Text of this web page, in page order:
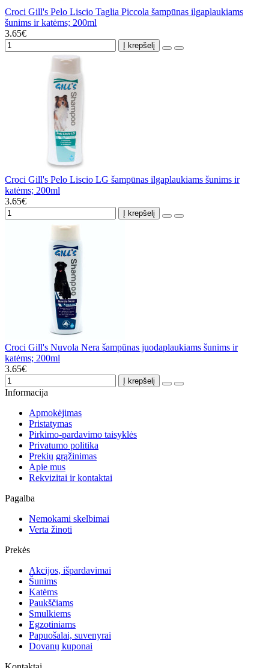
Croci Gill's Pelo Liscio Taglia Piccola šampūnas ilgaplaukiams
šunims ir katėms; 200ml
3.65€
Į krepšelį
Croci Gill's Pelo Liscio LG šampūnas ilgaplaukiams šunims ir
katėms; 200ml
3.65€
Į krepšelį
Croci Gill's Nuvola Nera šampūnas juodaplaukiams šunims ir
katėms; 200ml
3.65€
Į krepšelį
Informacija
Apmokėjimas
Pristatymas
Pirkimo-pardavimo taisyklės
Privatumo politika
Prekių grąžinimas
Apie mus
Rekvizitai ir kontaktai
Pagalba
Nemokami skelbimai
Verta žinoti
Prekės
Akcijos, išpardavimai
Šunims
Katėms
Paukščiams
Smulkiems
Egzotiniams
Papuošalai, suvenyrai
Dovanų kuponai